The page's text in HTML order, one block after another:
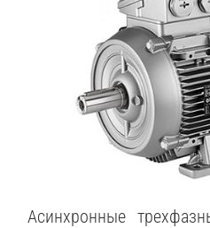
Асинхронные